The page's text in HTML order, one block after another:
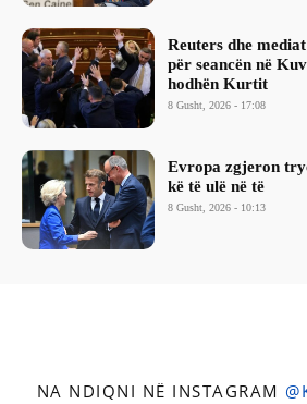
Reuters dhe
për seancën në
hodhën Kurtit
8 Gusht, 2026 - 17:08
Evropa zgjeron
kë të ulë në të
8 Gusht, 2026 - 10:13
NA NDIQNI NË INSTAGRAM